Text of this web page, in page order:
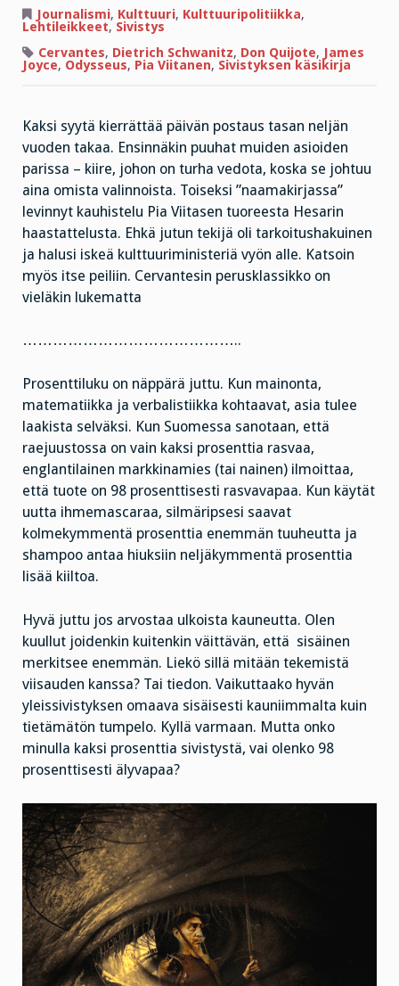
sivistysprosenttiasi
Journalismi, Kulttuuri, Kulttuuripolitiikka,
Lehtileikkeet, Sivistys
Cervantes, Dietrich Schwanitz, Don Quijote, James
Joyce, Odysseus, Pia Viitanen, Sivistyksen käsikirja
Kaksi syytä kierrättää päivän postaus tasan neljän
vuoden takaa. Ensinnäkin puuhat muiden asioiden
parissa – kiire, johon on turha vedota, koska se johtuu
aina omista valinnoista. Toiseksi ”naamakirjassa”
levinnyt kauhistelu Pia Viitasen tuoreesta Hesarin
haastattelusta. Ehkä jutun tekijä oli tarkoitushakuinen
ja halusi iskeä kulttuuriministeriä vyön alle. Katsoin
myös itse peiliin. Cervantesin perusklassikko on
vieläkin lukematta
……………………………………..
Prosenttiluku on näppärä juttu. Kun mainonta,
matematiikka ja verbalistiikka kohtaavat, asia tulee
laakista selväksi. Kun Suomessa sanotaan, että
raejuustossa on vain kaksi prosenttia rasvaa,
englantilainen markkinamies (tai nainen) ilmoittaa,
että tuote on 98 prosenttisesti rasvavapaa. Kun käytät
uutta ihmemascaraa, silmäripsesi saavat
kolmekymmentä prosenttia enemmän tuuheutta ja
shampoo antaa hiuksiin neljäkymmentä prosenttia
lisää kiiltoa.
Hyvä juttu jos arvostaa ulkoista kauneutta. Olen
kuullut joidenkin kuitenkin väittävän, että sisäinen
merkitsee enemmän. Liekö sillä mitään tekemistä
viisauden kanssa? Tai tiedon. Vaikuttaako hyvän
yleissivistyksen omaava sisäisesti kauniimmalta kuin
tietämätön tumpelo. Kyllä varmaan. Mutta onko
minulla kaksi prosenttia sivistystä, vai olenko 98
prosenttisesti älyvapaa?